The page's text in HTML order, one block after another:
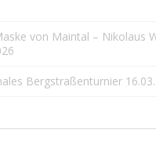
von Maintal – Nikolaus
Bergstraßenturnier